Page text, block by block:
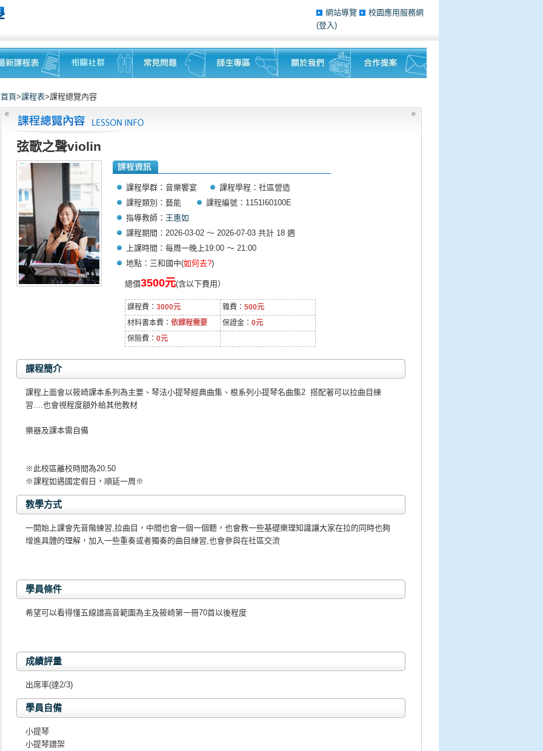
網站導覽
校園應用服務網
(登入)
首頁>課程表>課程總覽內容
弦歌之聲violin
課程學群：音樂饗宴
課程學程：社區營造
課程類別：藝能
課程編號：1151I60100E
指導教師： 王惠如
課程期間：2026-03-02 ～ 2026-07-03 共計 18 週
上課時間：每周一晚上19:00 ～ 21:00
地點：三和國中(如何去?)
總價3500元(含以下費用）
課程費： 3000元 雜費： 500元
材料書本費： 依課程需要 保證金： 0元
保險費： 0元
課程簡介
課程上面會以筱崎課本系列為主要、琴法小提琴經典曲集、根系列小提琴名曲集2 搭配著可以拉曲目練
習....也會視程度額外給其他教材
樂器及課本需自備
※此校區離校時間為20:50
※課程如遇國定假日，順延一周※
教學方式
一開始上課會先音階練習,拉曲目，中間也會一個一個聽，也會教一些基礎樂理知識讓大家在拉的同時也夠
增進具體的理解，加入一些重奏或者獨奏的曲目練習,也會參與在社區交流
學員條件
希望可以看得懂五線譜高音範圍為主及筱崎第一冊70首以後程度
成績評量
出席率(達2/3)
學員自備
小提琴
小提琴譜架